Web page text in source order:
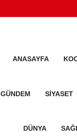
ANASAYFA
GÜNDEM SIYASET
DÜNYA